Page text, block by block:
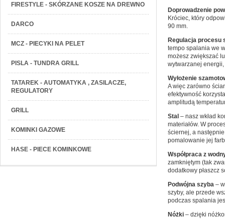
FIRESTYLE - SKÓRZANE KOSZE NA DREWNO
DARCO
MCZ - PIECYKI NA PELET
PISLA - TUNDRA GRILL
TATAREK - AUTOMATYKA , ZASILACZE,
REGULATORY
GRILL
KOMINKI GAZOWE
HASE - PIECE KOMINKOWE
Doprowadzenie
Króciec, który
90 mm.
Regulacja procesu
tempo spalania we
możesz zwiększać
wytwarzanej
Wyłożenie
A więc zarówno
efektywność
amplitudą
Stal – nasz wkład
materiałów. W
ściernej, a
pomalowanie jej
Współpraca z
zamkniętym (tak
dodatkowy płaszcz
Podwójna szyba –
szyby, ale przede
podczas spalania
Nóżki – dzięki